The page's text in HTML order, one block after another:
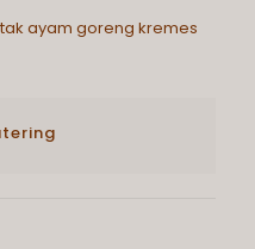
ayam goreng kremes